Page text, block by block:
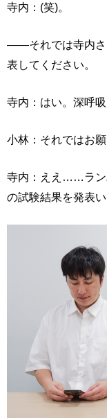
寺内：(笑)。
――それでは寺内さ
表してください。
寺内：はい。深呼吸
小林：それではお願
寺内：ええ……ラン
の試験結果を発表い